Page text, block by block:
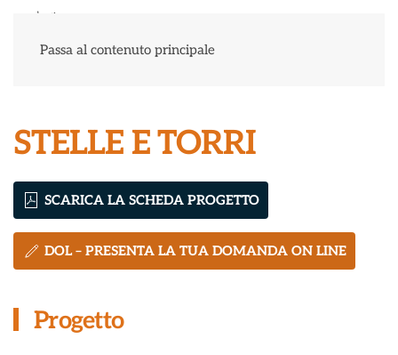
Passa al contenuto principale
STELLE E TORRI
SCARICA LA SCHEDA PROGETTO
DOL – PRESENTA LA TUA DOMANDA ON LINE
Progetto